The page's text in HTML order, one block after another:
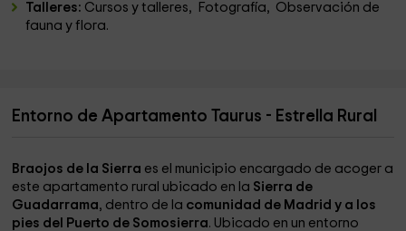
Talleres: Cursos y talleres, Fotografía, Observación de
fauna y flora.
Entorno de Apartamento Taurus - Estrella Rural
Braojos de la Sierra es el municipio encargado de acoger a
este apartamento rural ubicado en la Sierra de
Guadarrama, dentro de la comunidad de Madrid y a los
pies del Puerto de Somosierra. Ubicado en un entorno